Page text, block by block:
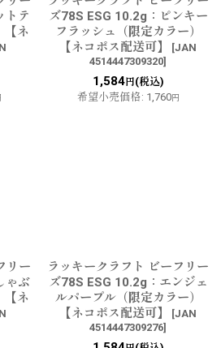
トテ
【ネ
ズ78S ESG 10.2g：ピンキー
フラッシュ（限定カラー）
【ネコポス配送可】
[JAN
4514447309320]
1,584円(税込)
希望小売価格: 1,760円
リー
ゃぶ
【ネ
ラッキークラフト ビーフリー
ズ78S ESG 10.2g：エンジェ
ルパープル（限定カラー）
【ネコポス配送可】
[JAN
4514447309276]